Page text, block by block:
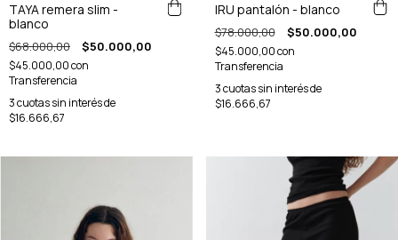
TAYA remera slim -
blanco
$68.000,00 $50.000,00
$45.000,00con
Transferencia
3cuotas sin interés de
$16.666,67
IRU pantalón - blanco
$78.000,00 $50.000,00
$45.000,00con
Transferencia
3cuotas sin interés de
$16.666,67